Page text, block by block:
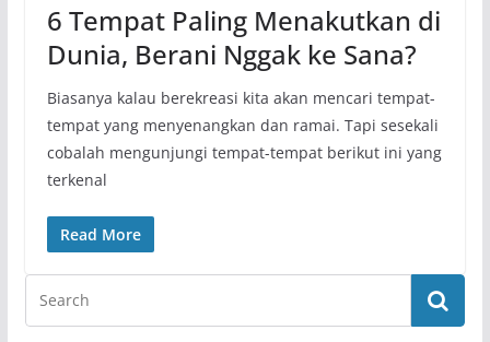
6 Tempat Paling Menakutkan di
Dunia, Berani Nggak ke Sana?
Biasanya kalau berekreasi kita akan mencari tempat-
tempat yang menyenangkan dan ramai. Tapi sesekali
cobalah mengunjungi tempat-tempat berikut ini yang
terkenal
Read More